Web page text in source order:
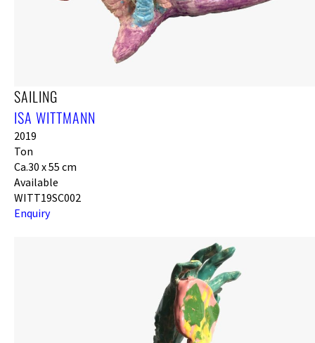
SAILING
ISA WITTMANN
2019
Ton
Ca.30 x 55 cm
Available
WITT19SC002
Enquiry